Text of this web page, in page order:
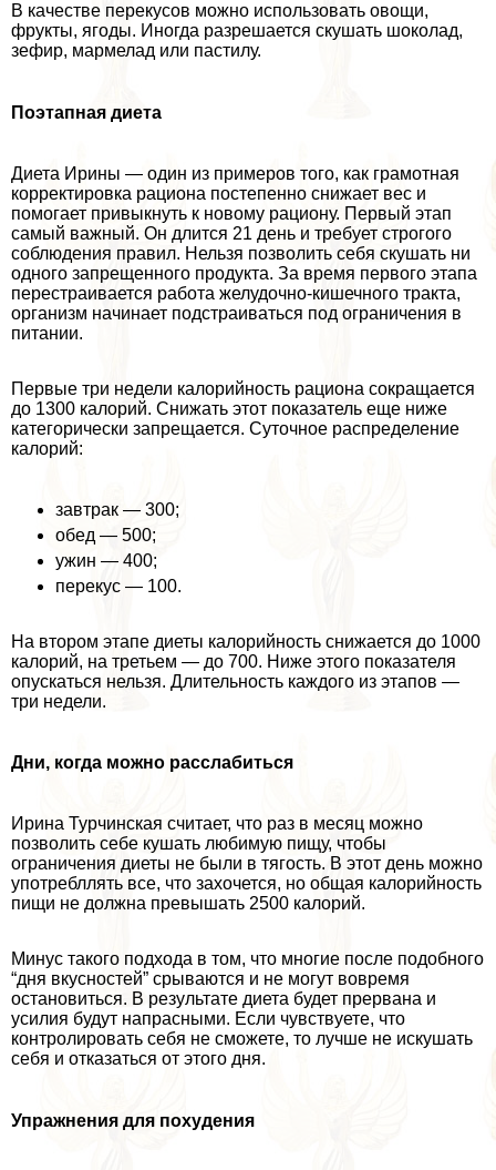
В качестве перекусов можно использовать овощи,
фрукты, ягоды. Иногда разрешается скушать шоколад,
зефир, мармелад или пастилу.
Поэтапная диета
Диета Ирины — один из примеров того, как грамотная
корректировка рациона постепенно снижает вес и
помогает привыкнуть к новому рациону. Первый этап
самый важный. Он длится 21 день и требует строгого
соблюдения правил. Нельзя позволить себя скушать ни
одного запрещенного продукта. За время первого этапа
перестраивается работа желудочно-кишечного тpaкта,
организм начинает подстраиваться под ограничения в
питании.
Первые три недели калорийность рациона сокращается
до 1300 калорий. Снижать этот показатель еще ниже
категорически запрещается. Суточное распределение
калорий:
завтpaк — 300;
обед — 500;
ужин — 400;
перекус — 100.
На втором этапе диеты калорийность снижается до 1000
калорий, на третьем — до 700. Ниже этого показателя
опускаться нельзя. Длительность каждого из этапов —
три недели.
Дни, когда можно расслабиться
Ирина Турчинская считает, что раз в месяц можно
позволить себе кушать любимую пищу, чтобы
ограничения диеты не были в тягость. В этот день можно
употрeбллять все, что захочется, но общая калорийность
пищи не должна превышать 2500 калорий.
Минус такого подхода в том, что многие после подобного
“дня вкусностей” срываются и не могут вовремя
остановиться. В результате диета будет прервана и
усилия будут напрасными. Если чувствуете, что
контролировать себя не сможете, то лучше не искушать
себя и отказаться от этого дня.
Упражнения для похудения